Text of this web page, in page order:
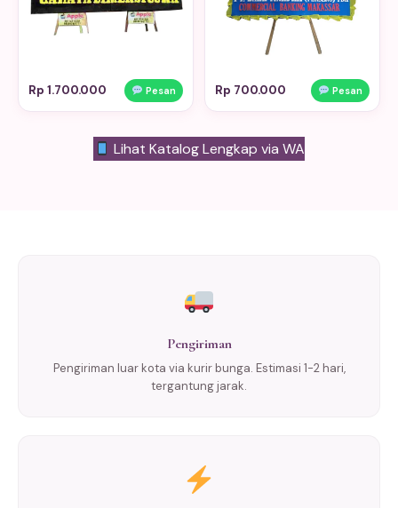
Rp 1.700.000 Pesan Rp 700.000 Pesan
Lihat Katalog Lengkap via WA
Pengiriman
Pengiriman luar kota via kurir bunga. Estimasi 1-2 hari,
tergantung jarak.